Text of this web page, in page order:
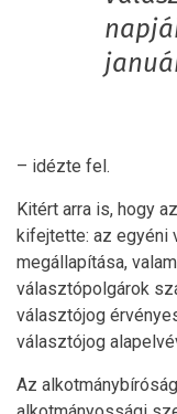
– idézte fel.
Kitért arra is, hogy
kifejtette: az egyéni
megállapítása,
választópolgárok
választójog
választójog
Az